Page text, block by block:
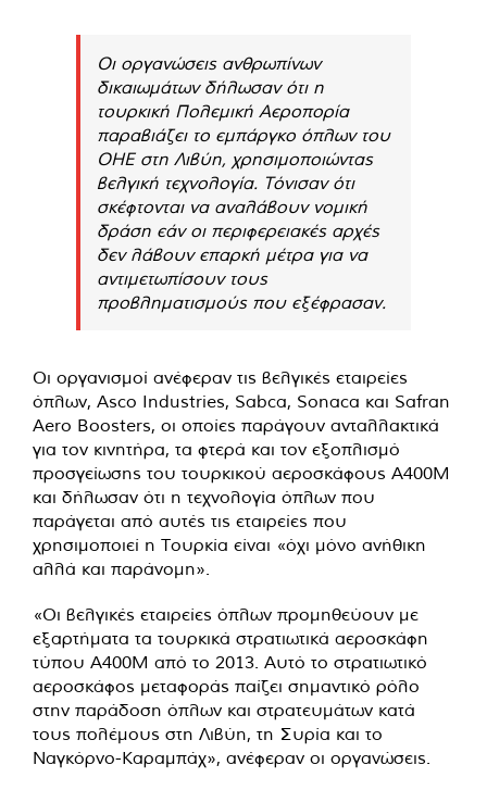
Οι οργανώσεις ανθρωπίνων
δικαιωμάτων δήλωσαν ότι η
τουρκική Πολεμική Αεροπορία
παραβιάζει το εμπάργκο όπλων του
ΟΗΕ στη Λιβύη, χρησιμοποιώντας
βελγική τεχνολογία. Τόνισαν ότι
σκέφτονται να αναλάβουν νομική
δράση εάν οι περιφερειακές αρχές
δεν λάβουν επαρκή μέτρα για να
αντιμετωπίσουν τους
προβληματισμούς που εξέφρασαν.
Οι οργανισμοί ανέφεραν τις βελγικές εταιρείες
όπλων, Asco Industries, Sabca, Sonaca και Safran
Aero Boosters, οι οποίες παράγουν ανταλλακτικά
για τον κινητήρα, τα φτερά και τον εξοπλισμό
προσγείωσης του τουρκικού αεροσκάφους A400M
και δήλωσαν ότι η τεχνολογία όπλων που
παράγεται από αυτές τις εταιρείες που
χρησιμοποιεί η Τουρκία είναι «όχι μόνο ανήθικη
αλλά και παράνομη».
«Οι βελγικές εταιρείες όπλων προμηθεύουν με
εξαρτήματα τα τουρκικά στρατιωτικά αεροσκάφη
τύπου A400M από το 2013. Αυτό το στρατιωτικό
αεροσκάφος μεταφοράς παίζει σημαντικό ρόλο
στην παράδοση όπλων και στρατευμάτων κατά
τους πολέμους στη Λιβύη, τη Συρία και το
Ναγκόρνο-Καραμπάχ», ανέφεραν οι οργανώσεις.